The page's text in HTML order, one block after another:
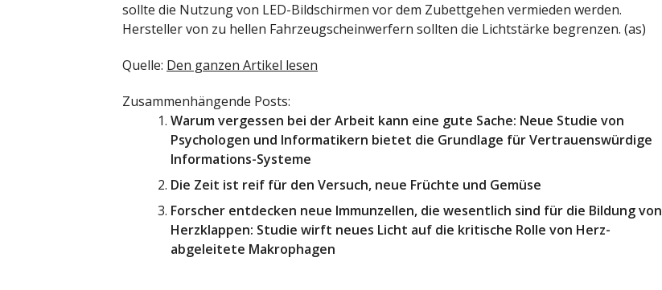
sollte die Nutzung von LED-Bildschirmen vor dem Zubettgehen vermieden werden.
Hersteller von zu hellen Fahrzeugscheinwerfern sollten die Lichtstärke begrenzen. (as)
Quelle: Den ganzen Artikel lesen
Zusammenhängende Posts:
Warum vergessen bei der Arbeit kann eine gute Sache: Neue Studie von
Psychologen und Informatikern bietet die Grundlage für Vertrauenswürdige
Informations-Systeme
Die Zeit ist reif für den Versuch, neue Früchte und Gemüse
Forscher entdecken neue Immunzellen, die wesentlich sind für die Bildung von
Herzklappen: Studie wirft neues Licht auf die kritische Rolle von Herz-
abgeleitete Makrophagen